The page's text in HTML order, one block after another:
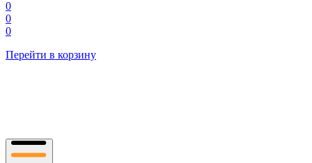
0
0
0
Перейти в корзину